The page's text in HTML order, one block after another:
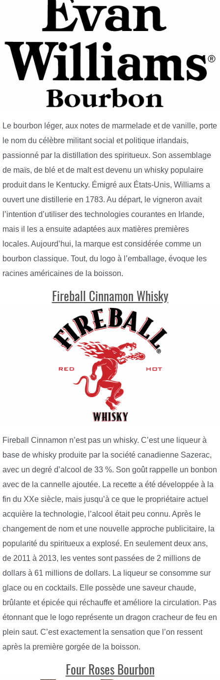
Le bourbon léger, aux notes de marmelade et de vanille, porte
le nom du célèbre militant social et politique irlandais,
passionné par la distillation des spiritueux. Son assemblage
de maïs, de blé et de malt est devenu un whisky populaire
produit dans le Kentucky. Émigré aux États-Unis, Williams a
ouvert une distillerie en 1783. Au départ, le vigneron avait
l’intention d’utiliser des technologies courantes en Irlande,
mais il les a ensuite adaptées aux matières premières
locales. Aujourd’hui, la marque est considérée comme un
bourbon classique. Tout, du logo à l’emballage, évoque les
racines américaines de la boisson.
Fireball Cinnamon Whisky
Fireball Cinnamon n’est pas un whisky. C’est une liqueur à
base de whisky produite par la société canadienne Sazerac,
avec un degré d’alcool de 33 %. Son goût rappelle un bonbon
avec de la cannelle ajoutée. La recette a été développée à la
fin du XXe siècle, mais jusqu’à ce que le propriétaire actuel
acquière la technologie, l’alcool était peu connu. Après le
changement de nom et une nouvelle approche publicitaire, la
popularité du spiritueux a explosé. En seulement deux ans,
de 2011 à 2013, les ventes sont passées de 2 millions de
dollars à 61 millions de dollars. La liqueur se consomme sur
glace ou en cocktails. Elle possède une saveur chaude,
brûlante et épicée qui réchauffe et améliore la circulation. Pas
étonnant que le logo représente un dragon cracheur de feu en
plein saut. C’est exactement la sensation que l’on ressent
après la première gorgée de la boisson.
Four Roses Bourbon